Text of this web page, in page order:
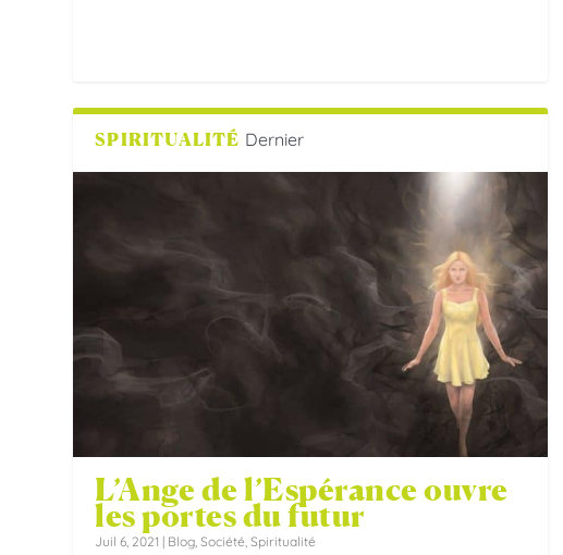
SPIRITUALITÉ Dernier
L’Ange de l’Espérance ouvre
les portes du futur
Juil 6, 2021 | Blog ,Société ,Spiritualité